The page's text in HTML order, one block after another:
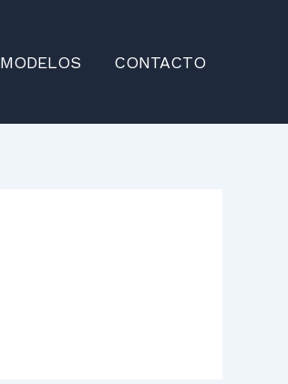
MODELOS CONTACTO